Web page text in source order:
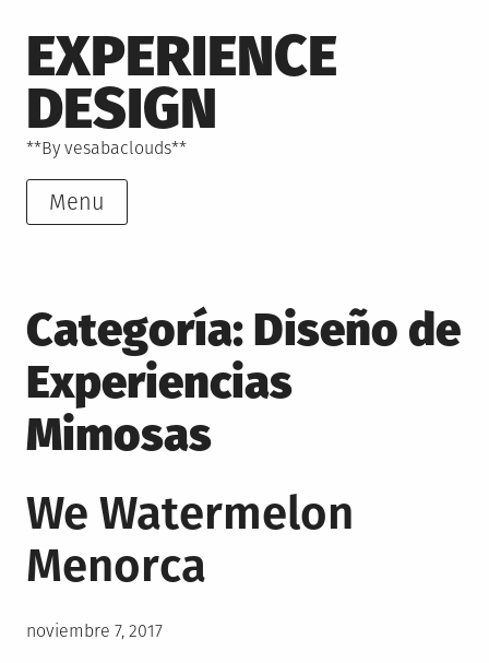
to
content
EXPERIENCE
DESIGN
**By vesabaclouds**
Menu
Categoría: Diseño de
Experiencias
Mimosas
We Watermelon
Menorca
Posted
noviembre 7, 2017